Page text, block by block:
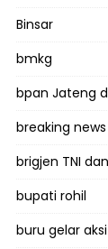
Binsar
bmkg
bpan Jateng
breaking news
brigjen TNI
bupati rohil
buru gelar